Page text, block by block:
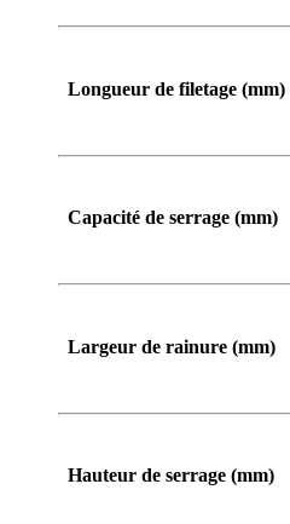
Longueur de filetage (mm)
Capacité de serrage (mm)
Largeur de rainure (mm)
Hauteur de serrage (mm)